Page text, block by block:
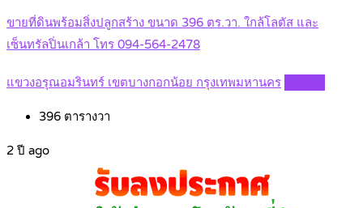
ขายที่ดินพร้อมสิ่งปลูกสร้าง ขนาด 396 ตร.วา. ใกล้โลตัส และ
เซ็นทรัลปิ่นเกล้า โทร 094-564-2478
แขวงอรุณอมรินทร์ เขตบางกอกน้อย กรุงเทพมหานคร
396 ตารางวา
2 ปี ago